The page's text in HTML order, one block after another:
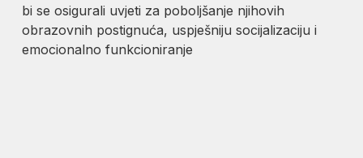
bi se osigurali uvjeti za poboljšanje njihovih
obrazovnih postignuća, uspješniju socijalizaciju i
emocionalno funkcioniranje